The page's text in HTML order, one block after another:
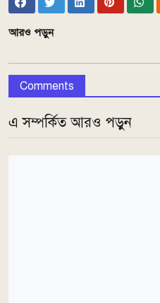
আরও পড়ুন
Comments
এ সম্পর্কিত আরও পড়ুন